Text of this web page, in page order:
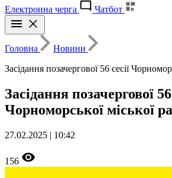
Електронна черга
Чатбот
Головна
Новини
Засідання позачергової 56 сесії
Засідання позачергової 56
Чорноморської міської
27.02.2025 | 10:42
156